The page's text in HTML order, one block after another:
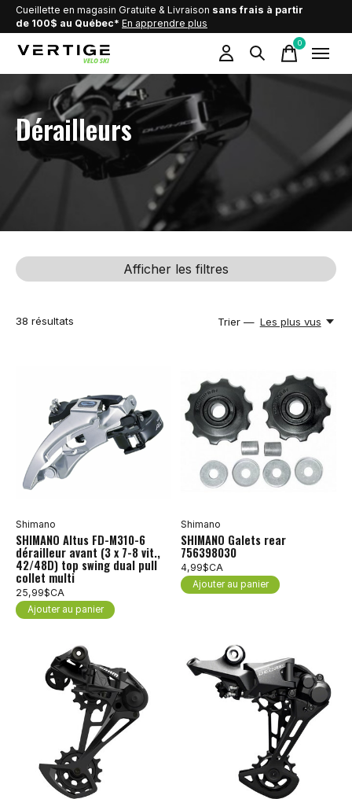
Cueillette en magasin Gratuite & Livraison sans frais à partir
de 100$ au Québec* En apprendre plus
0items
Dérailleurs
Afficher les filtres
38 résultats Trier — Les plus vus
Shimano
SHIMANO Altus FD-M310-6
dérailleur avant (3 x 7-8 vit.,
42/48D) top swing dual pull
collet multi
25,99$CA
Ajouter au panier
Shimano
SHIMANO Galets rear
756398030
4,99$CA
Ajouter au panier